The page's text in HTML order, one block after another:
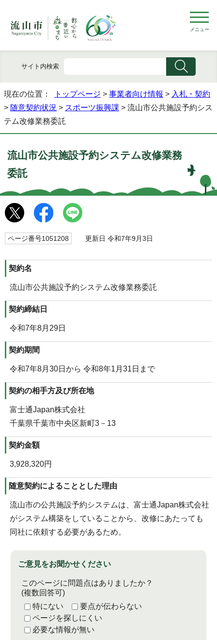
メニュー
サイト内検索
現在の位置： トップページ > 事業者向け情報 > 入札・契約
> 随意契約状況 > スポーツ振興課 > 流山市公共施設予約シス
テム改修業務委託
流山市公共施設予約システム改修業務
委託
ページ番号1051208 更新日 令和7年9月3日
契約名
流山市公共施設予約システム改修業務委託
契約締結日
令和7年8月29日
契約期間
令和7年8月30日から 令和8年1月31日まで
契約の相手方及び所在地
富士通Japan株式会社
千葉県千葉市中央区新町3－13
契約金額
3,928,320円
随意契約によることとした理由
流山市の公共施設予約システムは、富士通Japan株式会社
がシステム構築をしていることから、改修にあたっても
同社に依頼する必要があるため。
ご意見をお聞かせください
このページに問題点はありましたか？
(複数回答可)
特にない
要点が伝わらない
ページを探しにくい
必要な情報が無い